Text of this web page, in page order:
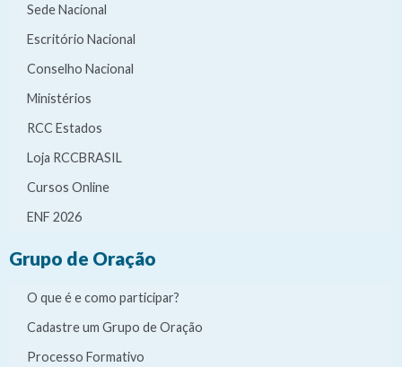
Sede Nacional
Escritório Nacional
Conselho Nacional
Ministérios
RCC Estados
Loja RCCBRASIL
Cursos Online
ENF 2026
Grupo de Oração
O que é e como participar?
Cadastre um Grupo de Oração
Processo Formativo